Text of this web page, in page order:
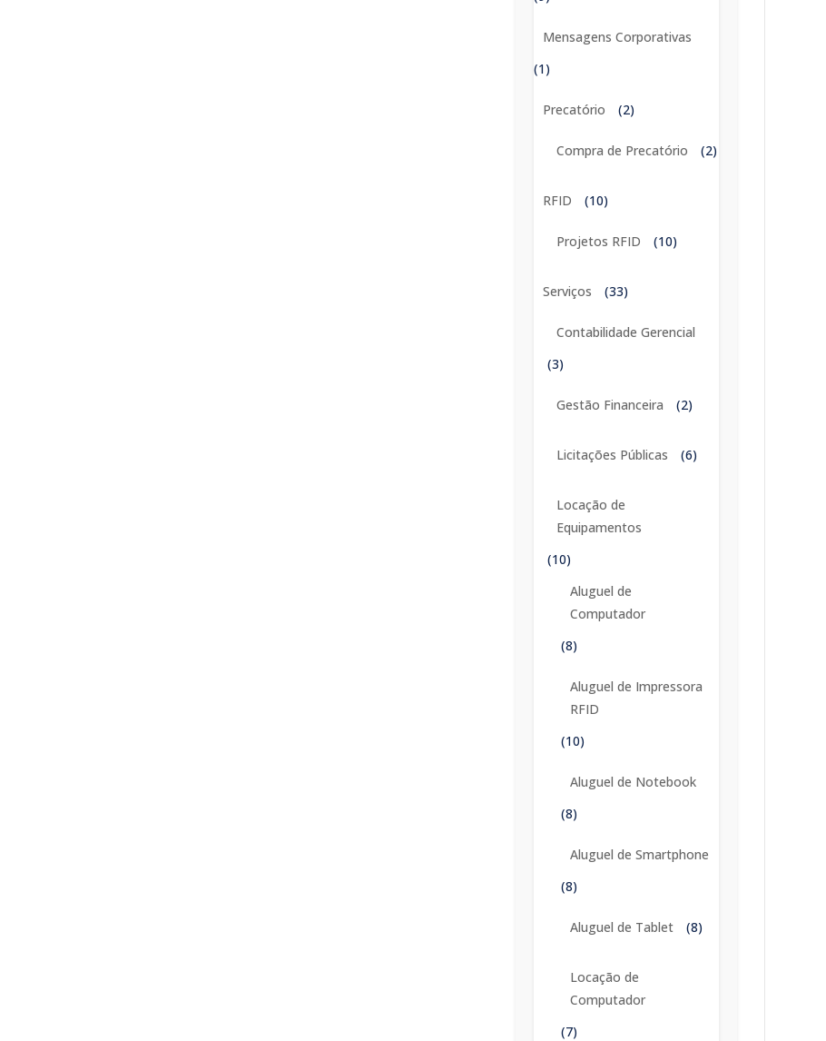
Mensagens Corporativas
(1)
Precatório (2)
Compra de Precatório (2)
RFID (10)
Projetos RFID (10)
Serviços (33)
Contabilidade Gerencial
(3)
Gestão Financeira (2)
Licitações Públicas (6)
Locação de
Equipamentos
(10)
Aluguel de
Computador
(8)
Aluguel de Impressora
RFID
(10)
Aluguel de Notebook
(8)
Aluguel de Smartphone
(8)
Aluguel de Tablet (8)
Locação de
Computador
(7)